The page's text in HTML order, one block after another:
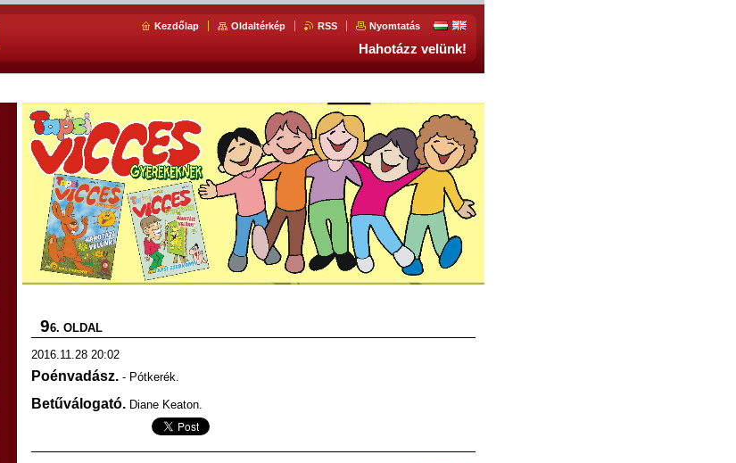
Kezdőlap Oldaltérkép RSS Nyomtatás
Hahotázz velünk!
96. OLDAL
2016.11.28 20:02
Poénvadász. - Pótkerék.
Betűválogató. Diane Keaton.